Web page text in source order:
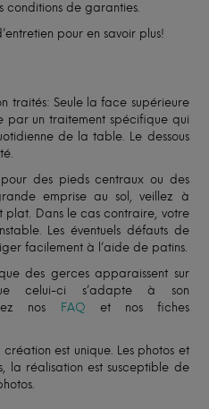
conditions de garanties.
pour en savoir plus!
traités: Seule la face supérieure
par un traitement spécifique qui
de la table. Le dessous
des pieds centraux ou des
emprise au sol, veillez à
plat. Dans le cas contraire, votre
Les éventuels défauts de
facilement à l’aide de patins.
des gerces apparaissent sur
celui-ci s’adapte à son
nos
FAQ et nos fiches
est unique. Les photos et
la réalisation est susceptible de